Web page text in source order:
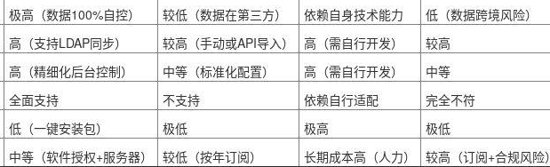
极高（数据100%自控） 较低（数据在第三方） 依赖自身技术能力 低（数据跨境风险）
高（支持LDAP同步） 较高（手动或API导入） 高（需自行开发） 较高
高（精细化后台控制） 中等（标准化配置） 高（需自行开发） 中等
全面支持 不支持 依赖自行适配 完全不符
低（一键安装包） 极低 极高 极低
中等（软件授权+服务器） 较低（按年订阅） 长期成本高（人力） 较高（订阅+合规风险）